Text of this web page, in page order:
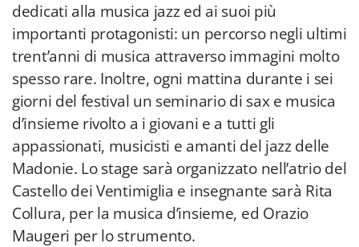
dedicati alla musica jazz ed ai suoi più
importanti protagonisti: un percorso negli ultimi
trent’anni di musica attraverso immagini molto
spesso rare. Inoltre, ogni mattina durante i sei
giorni del festival un seminario di sax e musica
d’insieme rivolto a i giovani e a tutti gli
appassionati, musicisti e amanti del jazz delle
Madonie. Lo stage sarà organizzato nell’atrio del
Castello dei Ventimiglia e insegnante sarà Rita
Collura, per la musica d’insieme, ed Orazio
Maugeri per lo strumento.